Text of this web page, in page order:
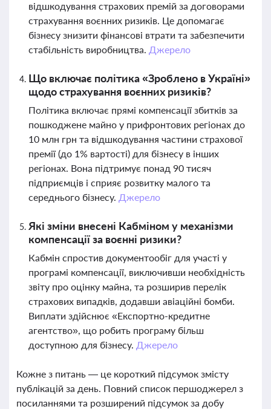
відшкодування страхових премій за договорами
страхування воєнних ризиків. Це допомагає
бізнесу знизити фінансові втрати та забезпечити
стабільність виробництва. Джерело
Що включає політика «Зроблено в Україні»
щодо страхування воєнних ризиків?
Політика включає прямі компенсації збитків за
пошкоджене майно у прифронтових регіонах до
10 млн грн та відшкодування частини страхової
премії (до 1% вартості) для бізнесу в інших
регіонах. Вона підтримує понад 90 тисяч
підприємців і сприяє розвитку малого та
середнього бізнесу. Джерело
Які зміни внесені Кабміном у механізми
компенсації за воєнні ризики?
Кабмін спростив документообіг для участі у
програмі компенсації, виключивши необхідність
звіту про оцінку майна, та розширив перелік
страхових випадків, додавши авіаційні бомби.
Виплати здійснює «Експортно-кредитне
агентство», що робить програму більш
доступною для бізнесу. Джерело
Кожне з питань — це короткий підсумок змісту
публікацій за день. Повний список першоджерел з
посиланнями та розширений підсумок за добу